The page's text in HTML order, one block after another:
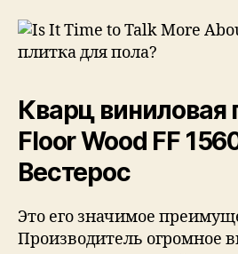
Кварц виниловая
Floor Wood FF
Вестерос
Это его значимое
Производитель огромное